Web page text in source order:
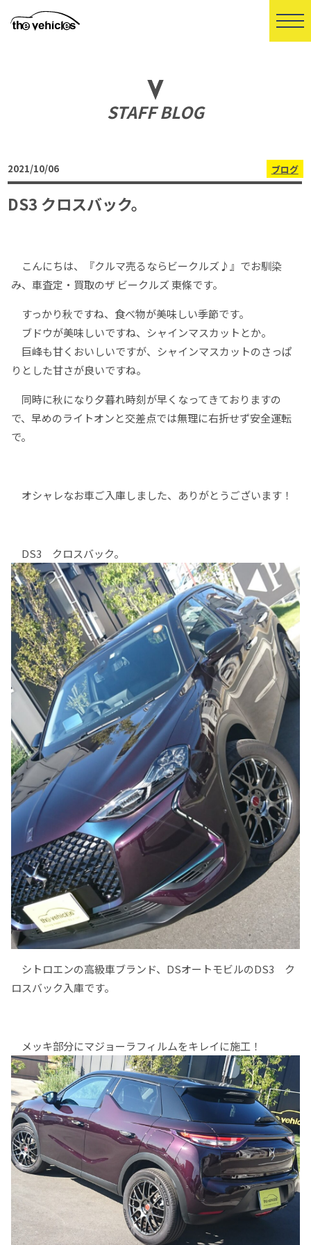
STAFF BLOG
DS3 クロスバック。
ブログ
2021/10/06
こんにちは、『クルマ売るならビークルズ♪』でお馴染
み、車査定・買取のザ ビークルズ 東條です。
すっかり秋ですね、食べ物が美味しい季節です。
ブドウが美味しいですね、シャインマスカットとか。
巨峰も甘くおいしいですが、シャインマスカットのさっぱ
りとした甘さが良いですね。
同時に秋になり夕暮れ時刻が早くなってきておりますの
で、早めのライトオンと交差点では無理に右折せず安全運転
で。
オシャレなお車ご入庫しました、ありがとうございます！
DS3 クロスバック。
シトロエンの高級車ブランド、DSオートモビルのDS3 ク
ロスバック入庫です。
メッキ部分にマジョーラフィルムをキレイに施工！